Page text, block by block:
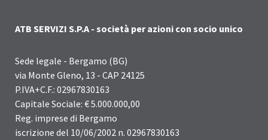
ATB SERVIZI S.P.A - società per azioni con socio unico
Sede legale - Bergamo (BG)
via Monte Gleno, 13 - CAP 24125
P.IVA+C.F.: 02967830163
Capitale Sociale: € 5.000.000,00
Reg. imprese di Bergamo
iscrizione del 10/06/2002 n. 02967830163